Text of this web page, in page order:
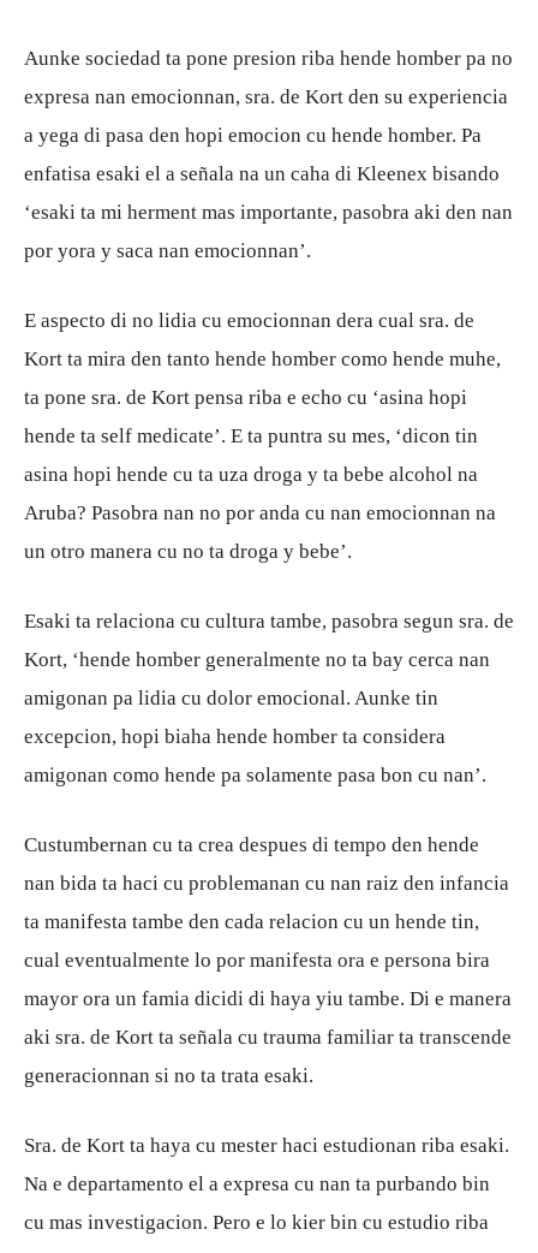
Aunke sociedad ta pone presion riba hende homber pa no
expresa nan emocionnan, sra. de Kort den su experiencia
a yega di pasa den hopi emocion cu hende homber. Pa
enfatisa esaki el a señala na un caha di Kleenex bisando
‘esaki ta mi herment mas importante, pasobra aki den nan
por yora y saca nan emocionnan’.
E aspecto di no lidia cu emocionnan dera cual sra. de
Kort ta mira den tanto hende homber como hende muhe,
ta pone sra. de Kort pensa riba e echo cu ‘asina hopi
hende ta self medicate’. E ta puntra su mes, ‘dicon tin
asina hopi hende cu ta uza droga y ta bebe alcohol na
Aruba? Pasobra nan no por anda cu nan emocionnan na
un otro manera cu no ta droga y bebe’.
Esaki ta relaciona cu cultura tambe, pasobra segun sra. de
Kort, ‘hende homber generalmente no ta bay cerca nan
amigonan pa lidia cu dolor emocional. Aunke tin
excepcion, hopi biaha hende homber ta considera
amigonan como hende pa solamente pasa bon cu nan’.
Custumbernan cu ta crea despues di tempo den hende
nan bida ta haci cu problemanan cu nan raiz den infancia
ta manifesta tambe den cada relacion cu un hende tin,
cual eventualmente lo por manifesta ora e persona bira
mayor ora un famia dicidi di haya yiu tambe. Di e manera
aki sra. de Kort ta señala cu trauma familiar ta transcende
generacionnan si no ta trata esaki.
Sra. de Kort ta haya cu mester haci estudionan riba esaki.
Na e departamento el a expresa cu nan ta purbando bin
cu mas investigacion. Pero e lo kier bin cu estudio riba